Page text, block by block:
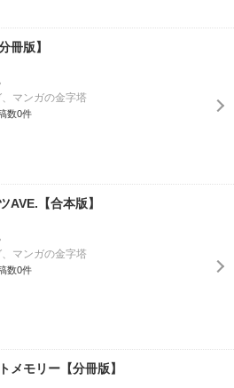
冊版】
マンガの金字塔
数0件
AVE.【合本版】
マンガの金字塔
数0件
メモリー【分冊版】